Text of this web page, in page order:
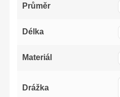
Průměr
Délka
Materiál
Drážka